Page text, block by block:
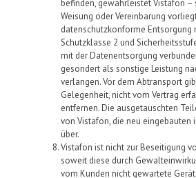
befinden, gewährleistetVistafon –
Weisung oder Vereinbarung
datenschutzkonforme Entsorgung
Schutzklasse 2 und
mit der Datenentsorgung
gesondert als sonstige Leistung
verlangen. Vor dem Abtransport
Gelegenheit, nicht vom Vertrag
entfernen. Die ausgetauschten
von Vistafon, die neu eingebauten
über.
Vistafon ist nicht zur Beseitigung
soweit diese durch
vom Kunden nicht gewartete